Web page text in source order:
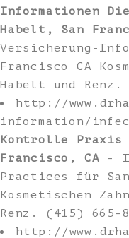
Informationen
Habelt, San
Versicherung-
Francisco CA
Habelt und Renz.
http://
information/
Kontrolle Praxis
Francisco, CA -
Practices für
Kosmetischen
Renz. (415) 665-
http://